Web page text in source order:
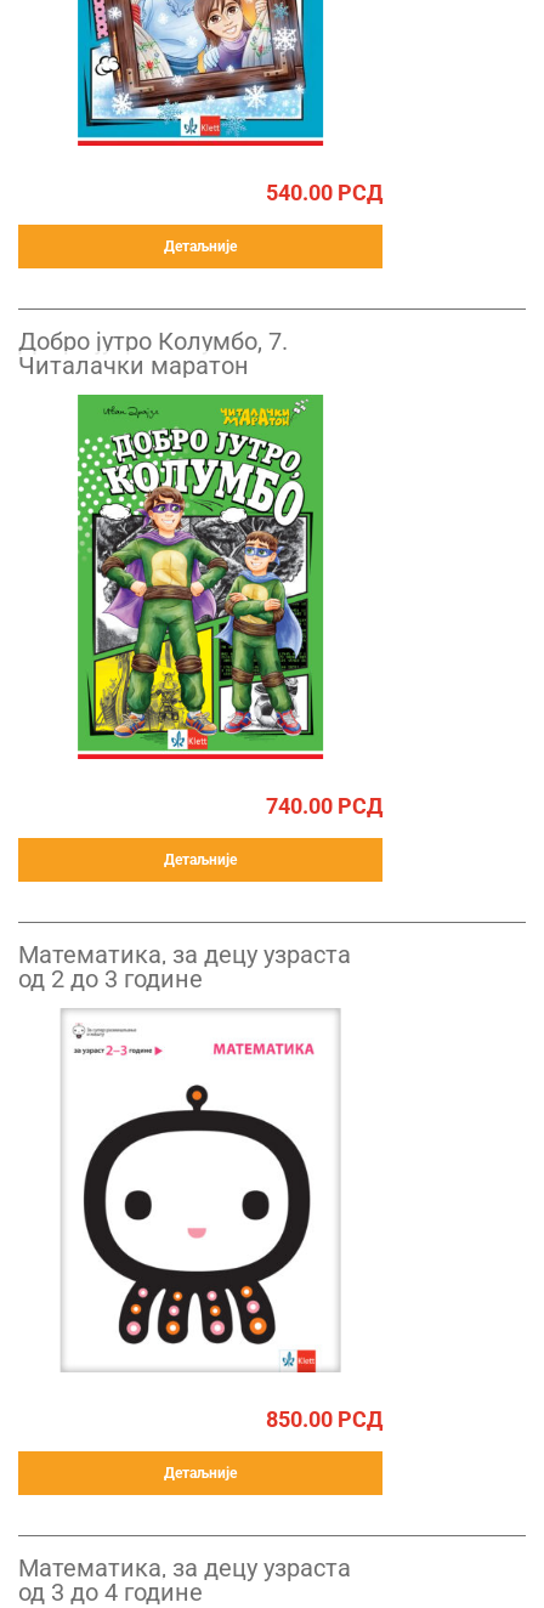
540.00 РСД
Детаљније
Добро јутро Колумбо, 7.
Читалачки маратон
740.00 РСД
Детаљније
Математика, за децу узраста
од 2 до 3 године
850.00 РСД
Детаљније
Математика, за децу узраста
од 3 до 4 године